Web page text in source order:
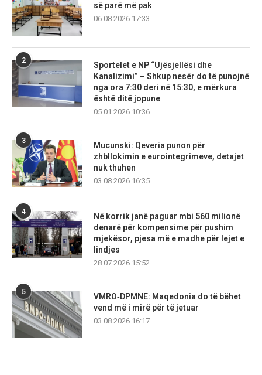
së parë më pak
06.08.2026 17:33
2
Sportelet e NP “Ujësjellësi dhe
Kanalizimi” – Shkup nesër do të punojnë
nga ora 7:30 deri në 15:30, e mërkura
është ditë jopune
05.01.2026 10:36
3
Mucunski: Qeveria punon për
zhbllokimin e eurointegrimeve, detajet
nuk thuhen
03.08.2026 16:35
4
Në korrik janë paguar mbi 560 milionë
denarë për kompensime për pushim
mjekësor, pjesa më e madhe për lejet e
lindjes
28.07.2026 15:52
5
VMRO‑DPMNE: Maqedonia do të bëhet
vend më i mirë për të jetuar
03.08.2026 16:17